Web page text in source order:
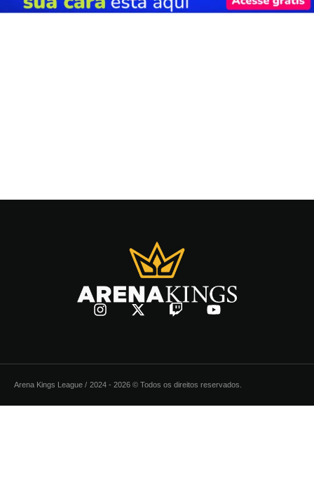
Arena Kings League / 2024 - 2026 © Todos os direitos reservados.